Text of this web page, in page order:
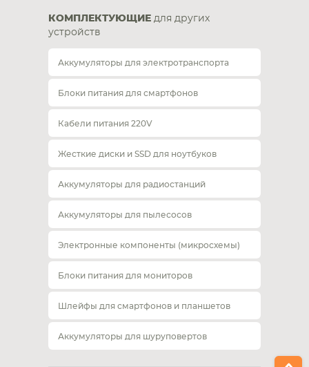
КОМПЛЕКТУЮЩИЕ для других
устройств
Аккумуляторы для электротранспорта
Блоки питания для смартфонов
Кабели питания 220V
Жесткие диски и SSD для ноутбуков
Аккумуляторы для радиостанций
Аккумуляторы для пылесосов
Электронные компоненты (микросхемы)
Блоки питания для мониторов
Шлейфы для смартфонов и планшетов
Аккумуляторы для шуруповертов